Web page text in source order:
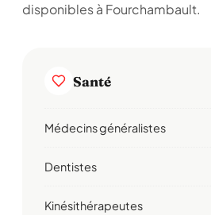
disponibles à Fourchambault.
Santé
Médecins généralistes
Dentistes
Kinésithérapeutes